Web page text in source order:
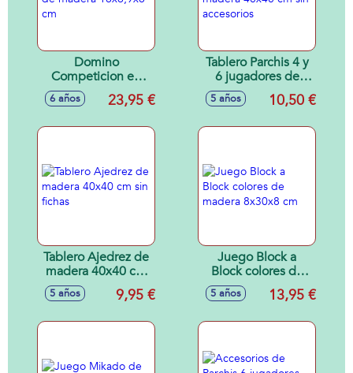
Domino
Competicion en
caja de madera
18x6,9x8 cm
6 años 23,95 €
Tablero Parchis 4 y
6 jugadores de
madera 40x40 cm
sin accesorios
5 años 10,50 €
Tablero Ajedrez de
madera 40x40 cm
sin fichas
5 años 9,95 €
Juego Block a
Block colores de
madera 8x30x8 cm
5 años 13,95 €